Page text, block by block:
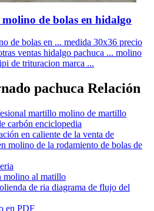
de bolas en hidalgo
de bolas en ... medida 30x36 precio
ventas hidalgo pachuca ... molino
de trituracion marca ...
pachuca Relación
martillo molino de martillo
carbón enciclopedia
en caliente de la venta de
molino de la rodamiento de bolas de
molino al matillo
de ria diagrama de flujo del
en PDF